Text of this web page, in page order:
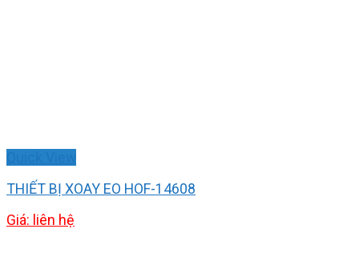
THIẾT BỊ XOAY EO HOF-14608
Giá: liên hệ